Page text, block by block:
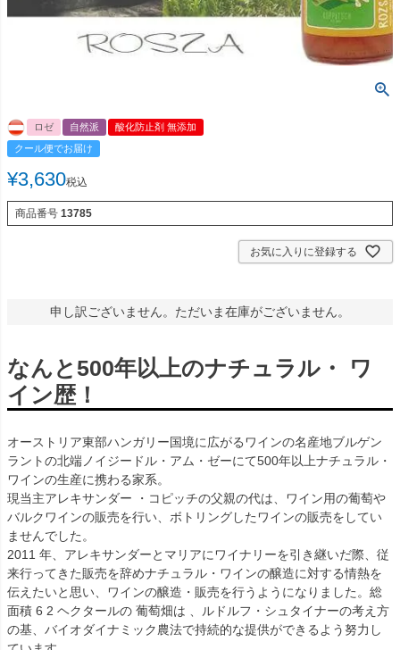
ロゼ 自然派
酸化防止剤 無添加
クール便でお届け
¥3,630税込
商品番号 13785
お気に入りに登録する
申し訳ございません。ただいま在庫がございません。
なんと500年以上のナチュラル・ ワ
イン歴！
オーストリア東部ハンガリー国境に広がるワインの名産地ブルゲン
ラントの北端ノイジードル・アム・ゼーにて500年以上ナチュラル・
ワインの生産に携わる家系。
現当主アレキサンダー ・コピッチの父親の代は、ワイン用の葡萄や
バルクワインの販売を行い、ボトリングしたワインの販売をしてい
ませんでした。
2011 年、アレキサンダーとマリアにワイナリーを引き継いだ際、従
来行ってきた販売を辞めナチュラル・ワインの醸造に対する情熱を
伝えたいと思い、ワインの醸造・販売を行うようになりました。総
面積 6 2 ヘクタールの 葡萄畑は 、ルドルフ・シュタイナーの考え方
の基、バイオダイナミック農法で持続的な提供ができるよう努力し